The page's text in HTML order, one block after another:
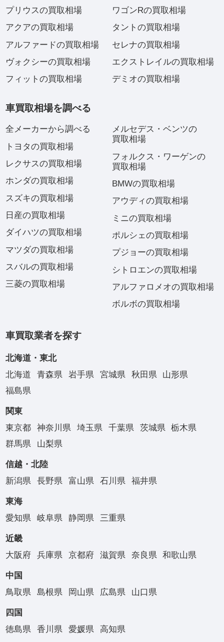
プリウスの買取相場
アクアの買取相場
アルファードの買取相場
ヴォクシーの買取相場
フィットの買取相場
ワゴンRの買取相場
タントの買取相場
セレナの買取相場
エクストレイルの買取相場
デミオの買取相場
車買取相場を調べる
全メーカーから調べる
トヨタの買取相場
レクサスの買取相場
ホンダの買取相場
スズキの買取相場
日産の買取相場
ダイハツの買取相場
マツダの買取相場
スバルの買取相場
三菱の買取相場
メルセデス・ベンツの
買取相場
フォルクス・ワーゲンの
買取相場
BMWの買取相場
アウディの買取相場
ミニの買取相場
ポルシェの買取相場
プジョーの買取相場
シトロエンの買取相場
アルファロメオの買取相場
ボルボの買取相場
車買取業者を探す
北海道・東北
北海道
青森県 岩手県 宮城県 秋田県
山形県
福島県
関東
東京都
神奈川県 埼玉県 千葉県 茨城県
栃木県
群馬県
山梨県
信越・北陸
新潟県
長野県 富山県 石川県 福井県
東海
愛知県
岐阜県 静岡県 三重県
近畿
大阪府
兵庫県 京都府 滋賀県 奈良県 和歌山県
中国
鳥取県
島根県 岡山県 広島県 山口県
四国
徳島県
香川県 愛媛県 高知県